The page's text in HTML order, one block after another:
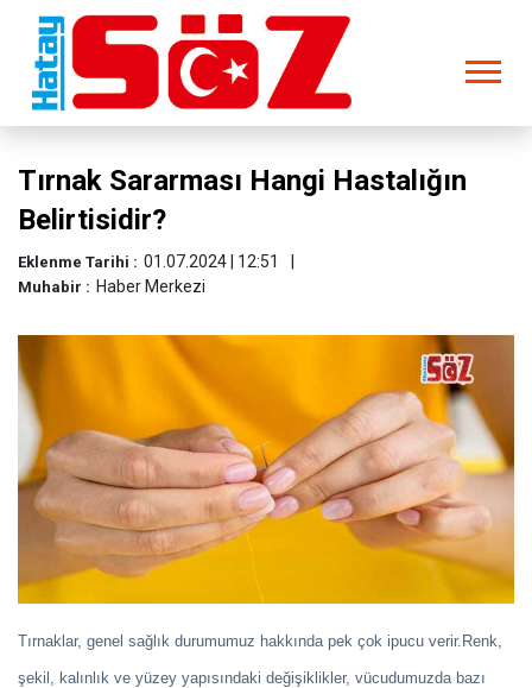
Tırnak Sararması Hangi Hastalığın
Belirtisidir?
Eklenme Tarihi : 01.07.2024 | 12:51
Muhabir : Haber Merkezi
Tırnaklar, genel sağlık durumumuz hakkında pek çok ipucu verir.Renk,
şekil, kalınlık ve yüzey yapısındaki değişiklikler, vücudumuzda bazı